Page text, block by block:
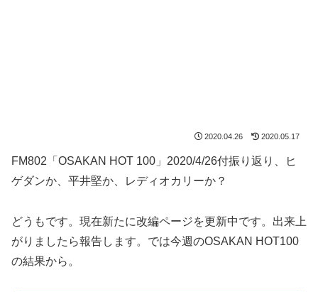
2020.04.26 2020.05.17
FM802「OSAKAN HOT 100」2020/4/26付振り返り、ヒ
ゲダンか、平井堅か、レディオカリーか？
どうもです。現在新たに改編ページを更新中です。出来上
がりましたら報告します。では今週のOSAKAN HOT100
の結果から。